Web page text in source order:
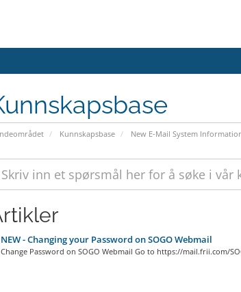
Kunnskapsbase New E-Mail System
NEW - Changing your Password on SOGO Webmail
Password on SOGO Webmail Go to https://mail.frii.com/